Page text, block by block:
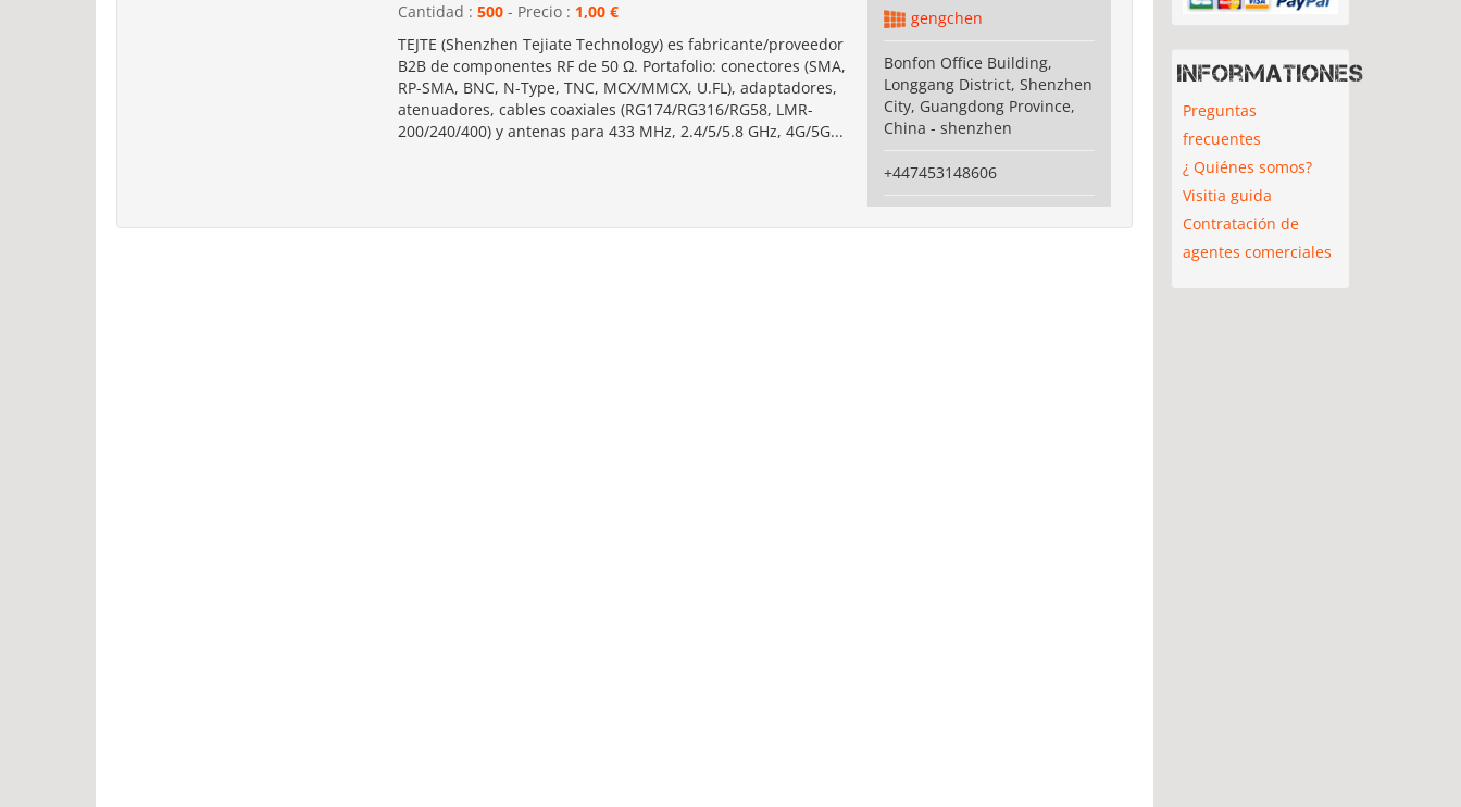
Cantidad : 500- Precio : 1,00 €
TEJTE (Shenzhen Tejiate Technology) es fabricante/proveedor
B2B de componentes RF de 50 Ω. Portafolio: conectores (SMA,
RP-SMA, BNC, N-Type, TNC, MCX/MMCX, U.FL), adaptadores,
atenuadores, cables coaxiales (RG174/RG316/RG58, LMR-
200/240/400) y antenas para 433 MHz, 2.4/5/5.8 GHz, 4G/5G...
gengchen
Bonfon Office Building,
Longgang District, Shenzhen
City, Guangdong Province,
China - shenzhen
+447453148606
Informationes
Preguntas
frecuentes
¿ Quiénes somos?
Visitia guida
Contratación de
agentes comerciales